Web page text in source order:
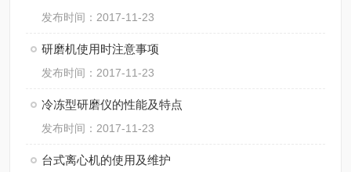
发布时间：2017-11-23
研磨机使用时注意事项
发布时间：2017-11-23
冷冻型研磨仪的性能及特点
发布时间：2017-11-23
台式离心机的使用及维护